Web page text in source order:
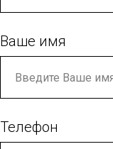
Ваше имя
Телефон